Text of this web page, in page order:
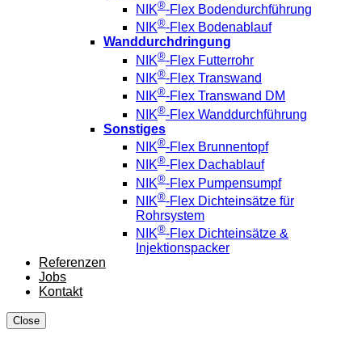
NIK®-Flex Bodendurchführung
NIK®-Flex Bodenablauf
Wanddurchdringung
NIK®-Flex Futterrohr
NIK®-Flex Transwand
NIK®-Flex Transwand DM
NIK®-Flex Wanddurchführung
Sonstiges
NIK®-Flex Brunnentopf
NIK®-Flex Dachablauf
NIK®-Flex Pumpensumpf
NIK®-Flex Dichteinsätze für
Rohrsystem
NIK®-Flex Dichteinsätze &
Injektionspacker
Referenzen
Jobs
Kontakt
Close